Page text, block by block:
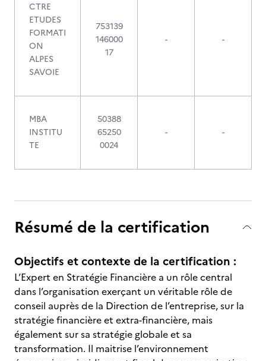
CTRE
ETUDES
FORMATI
ON
ALPES
SAVOIE
753139
146000
17
- -
MBA
INSTITU
TE
50388
65250
0024
- -
Résumé de la certification
Objectifs et contexte de la certification :
L’Expert en Stratégie Financière a un rôle central
dans l’organisation exerçant un véritable rôle de
conseil auprès de la Direction de l’entreprise, sur la
stratégie financière et extra-financière, mais
également sur sa stratégie globale et sa
transformation. Il maitrise l’environnement